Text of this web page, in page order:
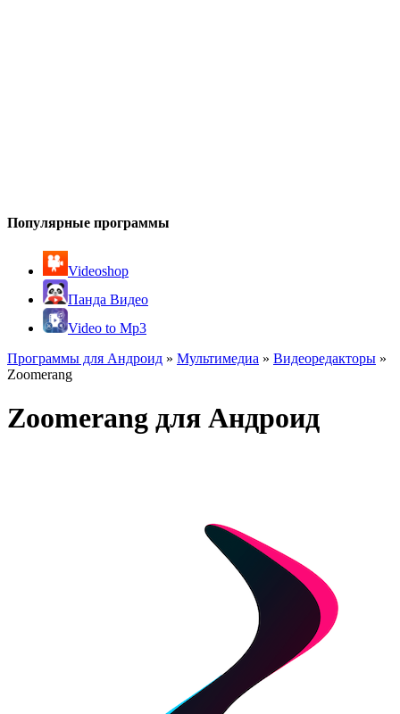
Популярные программы
Videoshop
Панда Видео
Video to Mp3
Программы для Андроид » Мультимедиа » Видеоредакторы »
Zoomerang
Zoomerang для Андроид